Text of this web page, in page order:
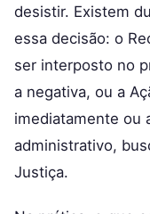
desistir. Existem
essa decisão: o
ser interposto no
a negativa, ou a
imediatamente ou
administrativo,
Justiça.